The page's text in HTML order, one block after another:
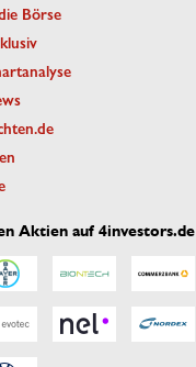
Börse
Aktien auf 4investors.de